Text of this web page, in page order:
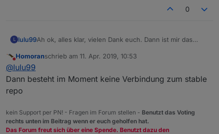
0
L lulu99Ah ok, alles klar, vielen Dank euch. Dann ist mir das
sind........die können dann ruhig auf "latest" sein.....
aber war es nicht sonst immer so, dass trotzdem etwas
Nicht stören
Homoranschrieb am 11. Apr. 2019, 10:53
zuletzt editiert von
@lulu99
Dann besteht im Moment keine Verbindung zum stable
repo
kein Support per PN! - Fragen im Forum stellen - Benutzt das Voting
rechts unten im Beitrag wenn er euch geholfen hat.
Das Forum freut sich über eine Spende. Benutzt dazu den